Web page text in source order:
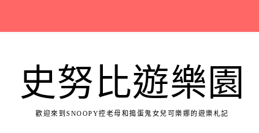
史努比遊樂園
歡迎來到SNOOPY控老母和搗蛋鬼女兒可樂娜的遊樂札記